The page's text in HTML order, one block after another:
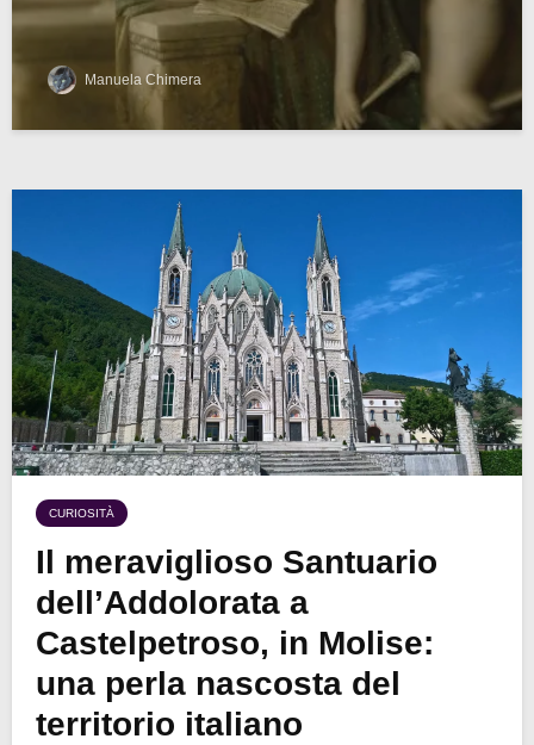
Manuela Chimera
CURIOSITÀ
Il meraviglioso Santuario
dell’Addolorata a
Castelpetroso, in Molise:
una perla nascosta del
territorio italiano